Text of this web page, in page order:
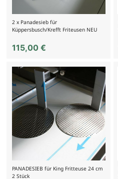
2 x Panadesieb für
Küppersbusch/Krefft Friteusen NEU
115,00 €
PANADESIEB für King Fritteuse 24 cm
2 Stück